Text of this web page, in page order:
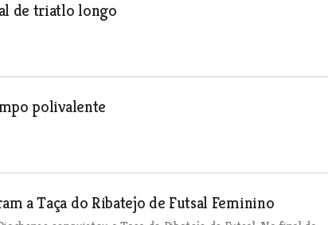
de triatlo longo
polivalente
a Taça do Ribatejo de Futsal Feminino